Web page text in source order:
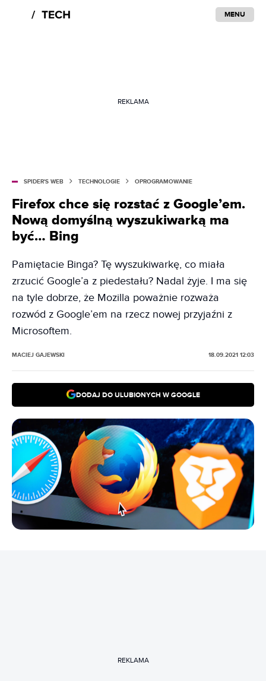
MENU
REKLAMA
SPIDER'S WEB TECHNOLOGIE OPROGRAMOWANIE
Firefox chce się rozstać z Google’em.
Nową domyślną wyszukiwarką ma
być… Bing
Pamiętacie Binga? Tę wyszukiwarkę, co miała
zrzucić Google’a z piedestału? Nadal żyje. I ma się
na tyle dobrze, że Mozilla poważnie rozważa
rozwód z Google’em na rzecz nowej przyjaźni z
Microsoftem.
MACIEJ GAJEWSKI 18.09.2021 12:03
DODAJ DO ULUBIONYCH W GOOGLE
REKLAMA